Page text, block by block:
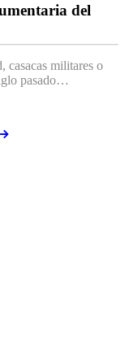
del
casacas militares o
pasado…